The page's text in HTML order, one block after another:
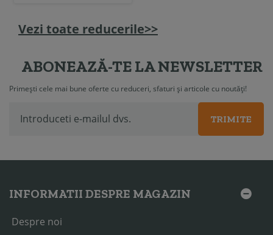
Vezi toate reducerile>>
ABONEAZĂ-TE LA NEWSLETTER
Primești cele mai bune oferte cu reduceri, sfaturi și articole cu noutăți!
TRIMITE
INFORMATII DESPRE MAGAZIN
Despre noi